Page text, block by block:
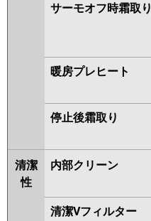
サーモオフ時霜取り
暖房プレヒート
停止後霜取り
清潔
性
内部クリーン
清潔Vフィルター